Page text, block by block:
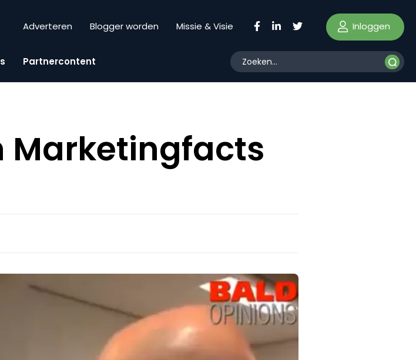
Adverteren Blogger worden Missie & Visie Inloggen
Partnercontent
Marketingfacts